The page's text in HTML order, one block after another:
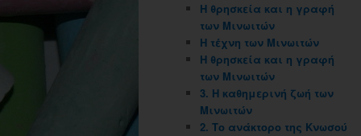
Η θρησκεία και η γραφή
των Μινωιτών
Η τέχνη των Μινωιτών
Η θρησκεία και η γραφή
των Μινωιτών
3. Η καθημερινή ζωή των
Μινωιτών
2. Το ανάκτορο της Κνωσού